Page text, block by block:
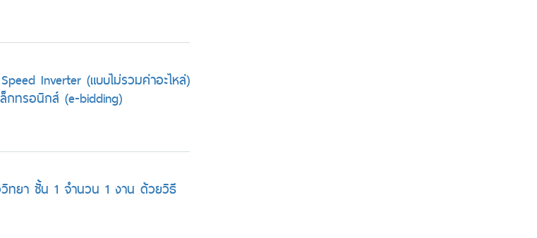
Inverter (แบบไม่รวมค่าอะไหล่)
กทรอนิกส์ (e-bidding)
วิทยา ชั้น 1 จำนวน 1 งาน ด้วยวิธี